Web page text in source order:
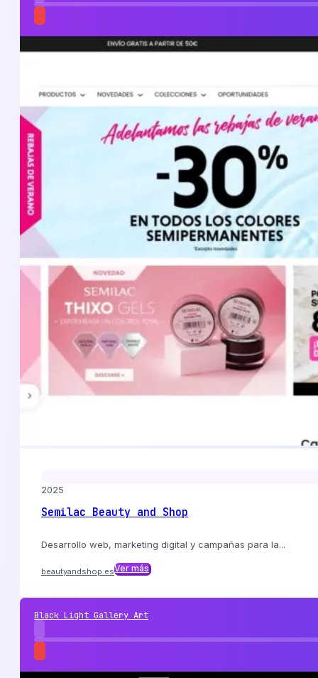
2025
Semilac Beauty and Shop
Desarrollo web, marketing digital y campañas para la...
beautyandshop.esVer más
Black Light Gallery Art